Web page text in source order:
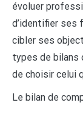
évoluer
d’identifier ses
cibler ses
types de bilans
de choisir celui
Le bilan de